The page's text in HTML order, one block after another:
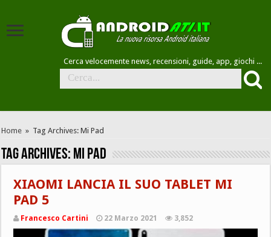
Cerca velocemente news, recensioni, guide, app, giochi ...
Home » Tag Archives: Mi Pad
Tag Archives: Mi Pad
XIAOMI LANCIA IL SUO TABLET MI
PAD 5
Francesco Cartini 22 Marzo 2021 3,852